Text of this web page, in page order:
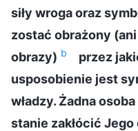
siły wroga oraz
zostać obrażony
obrazy) b
przez
usposobienie jest
władzy. Żadna
stanie zakłócić Jego